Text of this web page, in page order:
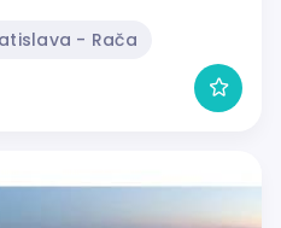
- Rača